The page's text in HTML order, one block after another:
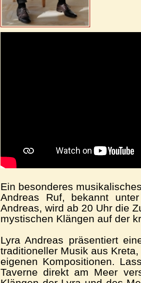
Ein besonderes
Andreas Ruf, bekannt
Andreas, wird ab 20 Uhr die
mystischen Klängen auf der
Lyra Andreas präsentiert
traditioneller Musik aus
eigenen Kompositionen.
Taverne direkt am Meer